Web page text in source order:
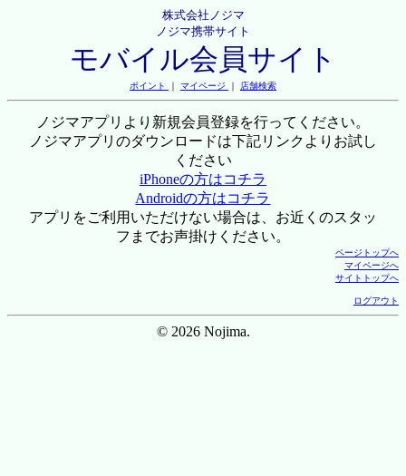
株式会社ノジマ
ノジマ携帯サイト
モバイル会員サイト
ポイント ｜ マイページ ｜ 店舗検索
ノジマアプリより新規会員登録を行ってください。
ノジマアプリのダウンロードは下記リンクよりお試し
ください
iPhoneの方はコチラ
Androidの方はコチラ
アプリをご利用いただけない場合は、お近くのスタッ
フまでお声掛けください。
ページトップへ
マイページへ
サイトトップへ
ログアウト
© 2026 Nojima.